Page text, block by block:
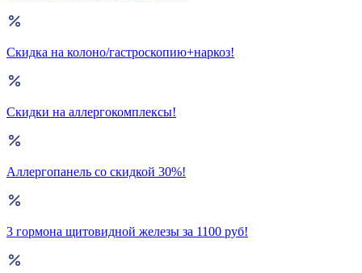
Скидка на колоно/гастроскопию+наркоз!
Скидки на аллергокомплексы!
Аллергопанель со скидкой 30%!
3 гормона щитовидной железы за 1100 руб!